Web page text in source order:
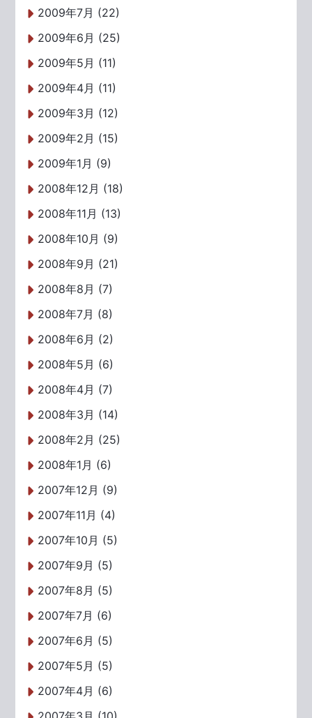
2009年7月 (22)
2009年6月 (25)
2009年5月 (11)
2009年4月 (11)
2009年3月 (12)
2009年2月 (15)
2009年1月 (9)
2008年12月 (18)
2008年11月 (13)
2008年10月 (9)
2008年9月 (21)
2008年8月 (7)
2008年7月 (8)
2008年6月 (2)
2008年5月 (6)
2008年4月 (7)
2008年3月 (14)
2008年2月 (25)
2008年1月 (6)
2007年12月 (9)
2007年11月 (4)
2007年10月 (5)
2007年9月 (5)
2007年8月 (5)
2007年7月 (6)
2007年6月 (5)
2007年5月 (5)
2007年4月 (6)